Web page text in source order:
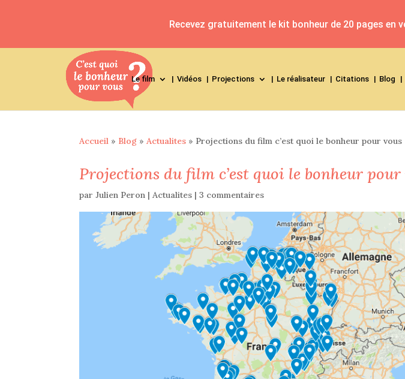
Le film Vidéos Projections Le réalisateur Citations Blog
Accueil » Blog » Actualites » Projections du film c’est quoi le bonheur pour vous
Projections du film c’est quoi le bonheur pour
par Julien Peron | Actualites | 3 commentaires
Recevez gratuitement le kit bonheur de 20 pages en